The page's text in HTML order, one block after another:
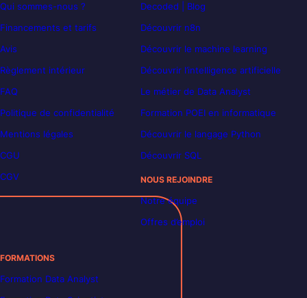
Qui sommes-nous ?
Financements et tarifs
Avis
Règlement intérieur
FAQ
Politique de confidentialité
Mentions légales
CGU
CGV
Decoded | Blog
Découvrir n8n
Découvrir le machine learning
Découvrir l’intelligence artificielle
Le métier de Data Analyst
Formation POEI en informatique
Découvrir le langage Python
Découvrir SQL
NOUS REJOINDRE
Notre équipe
Offres d’emploi
FORMATIONS
Formation Data Analyst